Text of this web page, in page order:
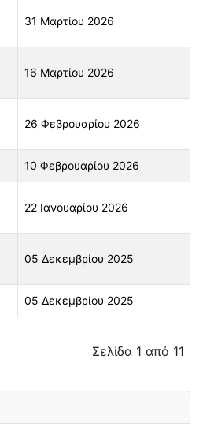
31 Μαρτίου 2026
16 Μαρτίου 2026
26 Φεβρουαρίου 2026
10 Φεβρουαρίου 2026
22 Ιανουαρίου 2026
05 Δεκεμβρίου 2025
05 Δεκεμβρίου 2025
Σελίδα 1 από 11